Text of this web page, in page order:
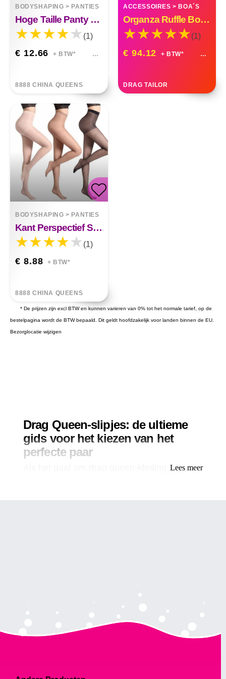
BODYSHAPING > PANTIES
Hoge Taille Panty Smalle Kousen
(1)
€ 12.66 + BTW*
8888 CHINA QUEENS
ACCESSOIRES > BOA´S
Organza Ruffle Boa Drag Queen Vegas Diva Custom Made
(1)
€ 94.12 + BTW*
DRAG TAILOR
BODYSHAPING > PANTIES
Kant Perspectief Sokken
(1)
€ 8.88 + BTW*
8888 CHINA QUEENS
* De prijzen zijn excl BTW en kunnen varieren van 0% tot het normale tarief, op de
bestelpagina wordt de BTW bepaald. Dit geldt hoofdzakelijk voor landen binnen de EU.
Bezorglocatie wijzigen
Drag Queen-slipjes: de ultieme
gids voor het kiezen van het
perfecte paar
Als het gaat om drag queen-kleding, zijn er
Er zijn verschillende soorten slipjes die vaak
Lees meer